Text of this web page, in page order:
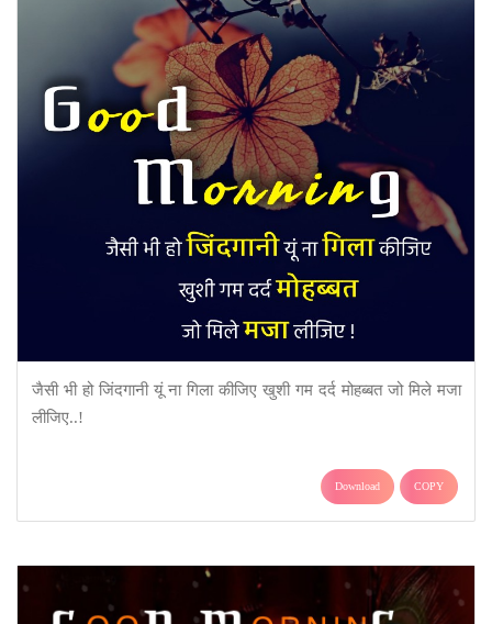
जैसी भी हो जिंदगानी यूं ना गिला कीजिए खुशी गम दर्द मोहब्बत जो मिले मजा
लीजिए..!
Download COPY